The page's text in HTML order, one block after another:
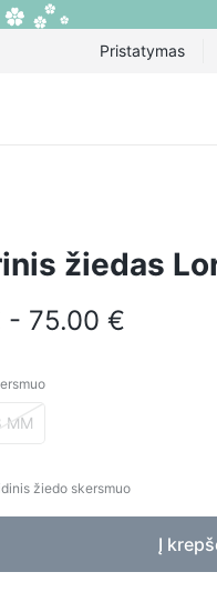
Pristatymas
žiedas
- 75.00 €
skersmuo
MM
žiedo skersmuo
Į